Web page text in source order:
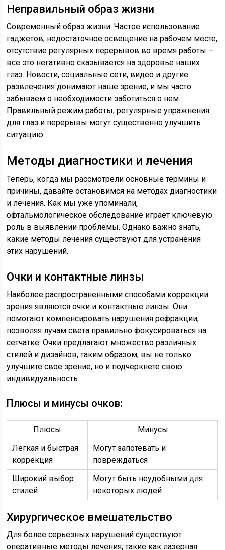
Неправильный образ жизни
Современный образ жизни. Частое использование
гаджетов, недостаточное освещение на рабочем месте,
отсутствие регулярных перерывов во время работы –
все это негативно сказывается на здоровье наших
глаз. Новости, социальные сети, видео и другие
развлечения донимают наше зрение, и мы часто
забываем о необходимости заботиться о нем.
Правильный режим работы, регулярные упражнения
для глаз и перерывы могут существенно улучшить
ситуацию.
Методы диагностики и лечения
Теперь, когда мы рассмотрели основные термины и
причины, давайте остановимся на методах диагностики
и лечения. Как мы уже упоминали,
офтальмологическое обследование играет ключевую
роль в выявлении проблемы. Однако важно знать,
какие методы лечения существуют для устранения
этих нарушений.
Очки и контактные линзы
Наиболее распространенными способами коррекции
зрения являются очки и контактные линзы. Они
помогают компенсировать нарушения рефракции,
позволяя лучам света правильно фокусироваться на
сетчатке. Очки предлагают множество различных
стилей и дизайнов, таким образом, вы не только
улучшите свое зрение, но и подчеркнете свою
индивидуальность.
Плюсы и минусы очков:
Плюсы
Минусы
Легкая и быстрая
коррекция
Могут запотевать и
повреждаться
Широкий выбор
стилей
Могут быть неудобными для
некоторых людей
Хирургическое вмешательство
Для более серьезных нарушений существуют
оперативные методы лечения, такие как лазерная